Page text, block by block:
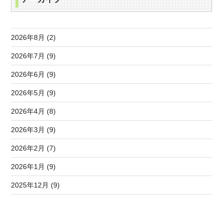
2026年8月 (2)
2026年7月 (9)
2026年6月 (9)
2026年5月 (9)
2026年4月 (8)
2026年3月 (9)
2026年2月 (7)
2026年1月 (9)
2025年12月 (9)